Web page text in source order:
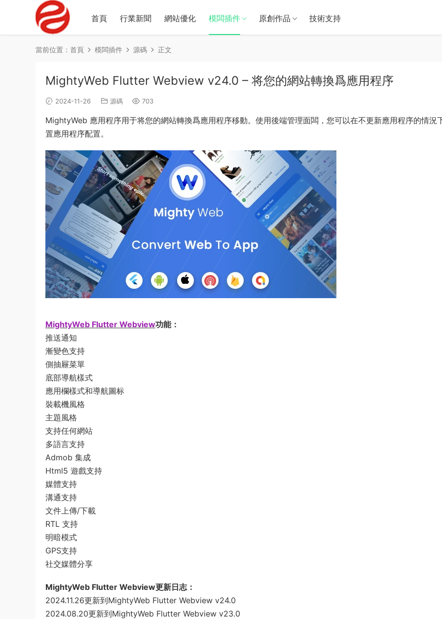
首頁 行業新聞 網站優化 模闆插件 原創作品 技術支持
當前位置： 首頁 模闆插件 源碼 正文
MightyWeb Flutter Webview v24.0 – 将您的網站轉換爲應用程序
2024-11-26 源碼 703
MightyWeb 應用程序用于将您的網站轉換爲應用程序移動。使用後端管理面闆，您可以在不更新應用程序的情況
置應用程序配置。
MightyWeb Flutter Webview功能：
推送通知
漸變色支持
側抽屜菜單
底部導航樣式
應用欄樣式和導航圖标
裝載機風格
主題風格
支持任何網站
多語言支持
Admob 集成
Html5 遊戲支持
媒體支持
溝通支持
文件上傳/下載
RTL 支持
明暗模式
GPS支持
社交媒體分享
MightyWeb Flutter Webview更新日志：
2024.11.26更新到MightyWeb Flutter Webview v24.0
2024.08.20更新到MightyWeb Flutter Webview v23.0